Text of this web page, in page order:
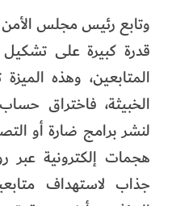
وتابع رئيس مجلس الأمن
قدرة كبيرة على
المتابعين، وهذه
الخبيثة، فاختراق
لنشر برامج ضارة أو
هجمات إلكترونية عبر
جذاب لاستهداف